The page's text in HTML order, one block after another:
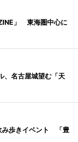
」 東海圏中心に
、名古屋城望む「天
み歩きイベント 「豊